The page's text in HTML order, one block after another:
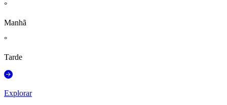
°
Manhã
°
Tarde
Explorar